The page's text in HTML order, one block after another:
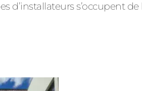
d’installateurs s’occupent